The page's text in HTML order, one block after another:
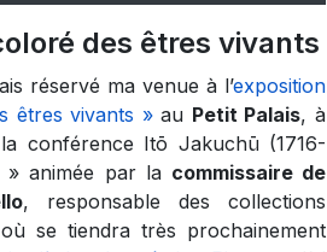
des êtres vivants
réservé ma venue à l’exposition
êtres vivants »au Petit Palais, à
conférence Itō Jakuchū (1716-
» animée par la commissaire de
, responsable des collections
où se tiendra très prochainement